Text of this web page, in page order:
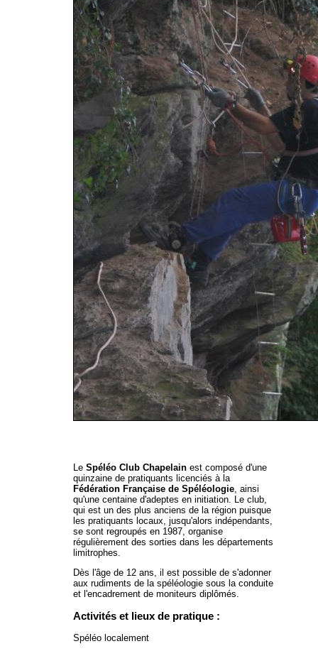
Le Spéléo Club Chapelainest composé d'une
quinzaine de pratiquants licenciés à la
Fédération Française de Spéléologie, ainsi
qu'une centaine d'adeptes en initiation. Le club,
qui est un des plus anciens de la région puisque
les pratiquants locaux, jusqu'alors indépendants,
se sont regroupés en 1987, organise
régulièrement des sorties dans les départements
limitrophes.
Dès l'âge de 12 ans, il est possible de s'adonner
aux rudiments de la spéléologie sous la conduite
et l'encadrement de moniteurs diplômés.
Activités et lieux de pratique :
Spéléo localement